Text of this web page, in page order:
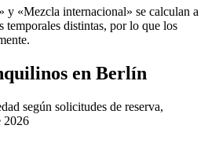
y «Mezcla internacional» se calculan a
temporales distintas, por lo que los
en Berlín
según solicitudes de reserva,
2026